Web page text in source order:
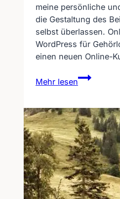
meine persönliche
die Gestaltung des
selbst überlassen.
WordPress für
einen neuen Online-
Mehr lesen
Online-
Kurs
WordPress
für
Gehörlose
getestet